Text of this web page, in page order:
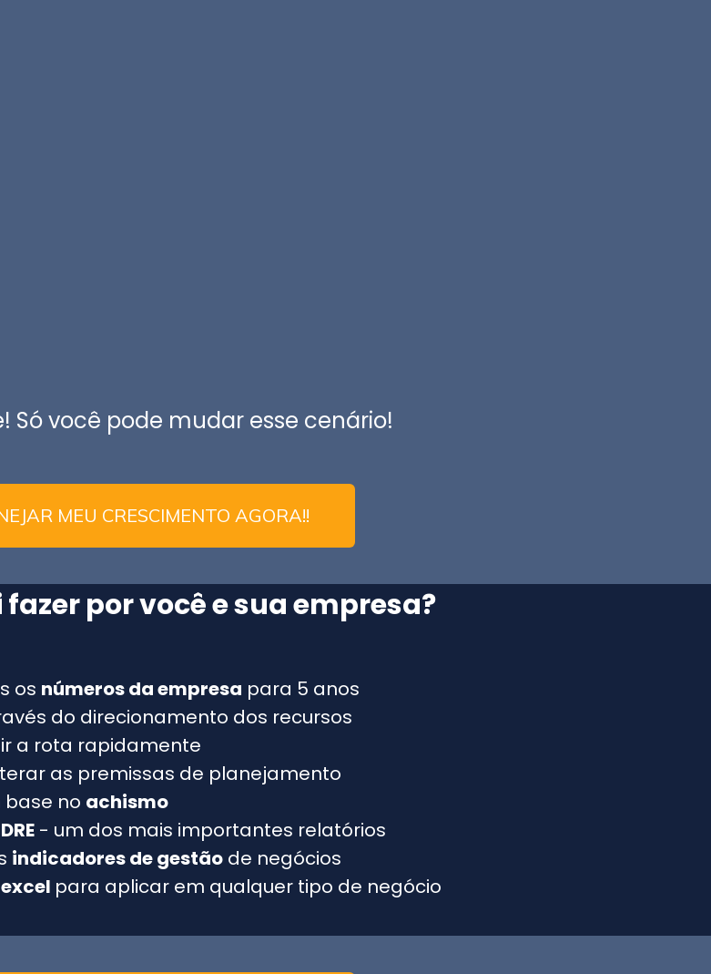
Só você pode mudar esse cenário!
MEU CRESCIMENTO AGORA!!
fazer por vocêe sua empresa?
os números da empresa para 5 anos
do direcionamento dos recursos
a rota rapidamente
as premissas de planejamento
no achismo
- um dos mais importantes relatórios
indicadores de gestãode negócios
para aplicar em qualquer tipo de negócio